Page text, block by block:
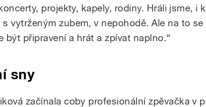
projekty, kapely, rodiny. Hráli jsme, i
s vytrženým zubem, v nepohodě. Ale na to
být připravení a hrát a zpívat naplno.“
sny
začínala coby profesionální zpěvačka v